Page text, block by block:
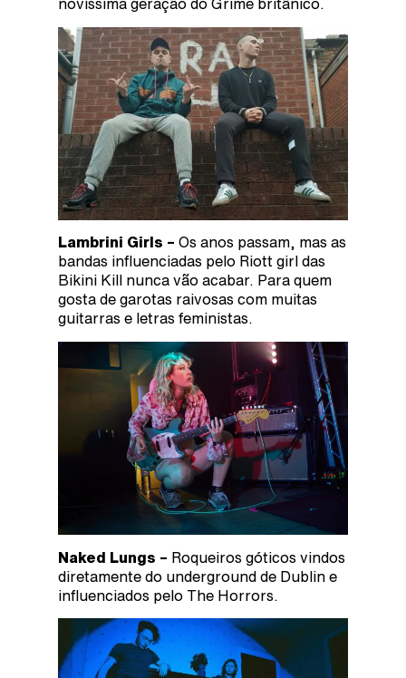
novíssima geração do Grime britânico.
Lambrini Girls – Os anos passam, mas as
bandas influenciadas pelo Riott girl das
Bikini Kill nunca vão acabar. Para quem
gosta de garotas raivosas com muitas
guitarras e letras feministas.
Naked Lungs – Roqueiros góticos vindos
diretamente do underground de Dublin e
influenciados pelo The Horrors.